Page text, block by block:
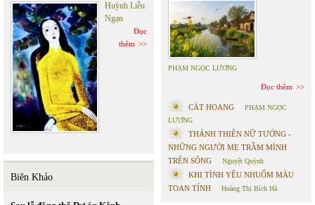
Huỳnh Liễu
Ngạn
Đọc
thêm
Biên Khảo
PHẠM NGỌC LƯƠNG
Đọc thêm
CÁT HOANG
PHẠM NGỌC
LƯƠNG
THÁNH THIÊN NỮ TƯỚNG -
NHỮNG NGƯỜI MẸ TRẦM MÌNH
TRÊN SÔNG
Nguyệt Quỳnh
KHI TÌNH YÊU NHUỐM MÀU
TOAN TÍNH
Hoàng Thị Bích Hà